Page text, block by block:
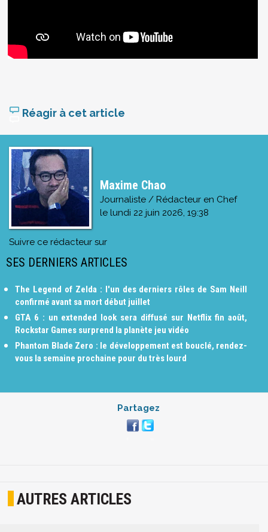
Réagir à cet article
Maxime Chao
Journaliste / Rédacteur en Chef
le lundi 22 juin 2026, 19:38
Suivre ce rédacteur sur
SES DERNIERS ARTICLES
The Legend of Zelda : l'un des derniers rôles de Sam Neill
confirmé avant sa mort début juillet
GTA 6 : un extended look sera diffusé sur Netflix fin août,
Rockstar Games surprend la planète jeu vidéo
Phantom Blade Zero : le développement est bouclé, rendez-
vous la semaine prochaine pour du très lourd
Partagez
AUTRES ARTICLES